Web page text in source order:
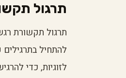
תרגול
תרגול תקשורת
להתחיל בתרגילים
לזוגיות, כדי